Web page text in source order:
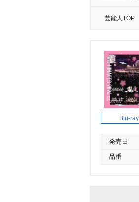
芸能人TOP
Blu-ray
発売日
品番